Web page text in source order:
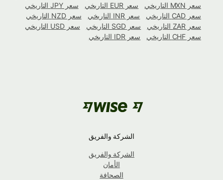
سعر MXN التاريخي
سعر EUR التاريخي
سعر JPY التاريخي
سعر CAD التاريخي
سعر INR التاريخي
سعر NZD التاريخي
سعر ZAR التاريخي
سعر SGD التاريخي
سعر USD التاريخي
سعر CHF التاريخي
سعر IDR التاريخي
الشركة والفريق
الشركة والفريق
الأمان
الصحافة